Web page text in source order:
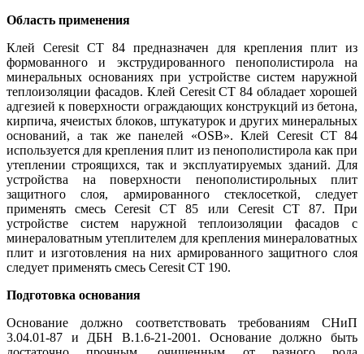
Область применения
Клей Ceresit СТ 84 предназначен для крепления плит из
формованного и экструдированного пенополистирола на
минеральных основаниях при устройстве систем наружной
теплоизоляции фасадов. Клей Ceresit СТ 84 обладает хорошей
адгезией к поверхности ограждающих конструкций из бетона,
кирпича, ячеистых блоков, штукатурок и других минеральных
оснований, а так же панелей «OSB». Клей Ceresit CT 84
используется для крепления плит из пенополистирола как при
утеплении строящихся, так и эксплуатируемых зданий. Для
устройства на поверхности пенополистирольных плит
защитного слоя, армированного стеклосеткой, следует
применять смесь Ceresit СТ 85 или Ceresit СТ 87. При
устройстве систем наружной теплоизоляции фасадов с
минераловатным утеплителем для крепления минераловатных
плит и изготовления на них армированного защитного слоя
следует применять смесь Ceresit СТ 190.
Подготовка основания
Основание должно соответствовать требованиям СНиП
3.04.01-87 и ДБН В.1.6-21-2001. Основание должно быть